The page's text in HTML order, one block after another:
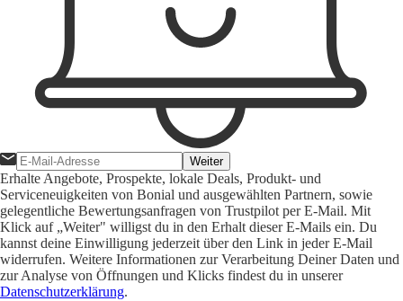
Weiter
Erhalte Angebote, Prospekte, lokale Deals, Produkt- und
Serviceneuigkeiten von Bonial und ausgewählten Partnern, sowie
gelegentliche Bewertungsanfragen von Trustpilot per E-Mail. Mit
Klick auf „Weiter" willigst du in den Erhalt dieser E-Mails ein. Du
kannst deine Einwilligung jederzeit über den Link in jeder E-Mail
widerrufen. Weitere Informationen zur Verarbeitung Deiner Daten und
zur Analyse von Öffnungen und Klicks findest du in unserer
Datenschutzerklärung.